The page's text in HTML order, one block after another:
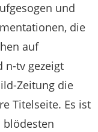
und
die
auf
n-tv gezeigt
Zeitung die
Titelseite. Es ist
blödesten